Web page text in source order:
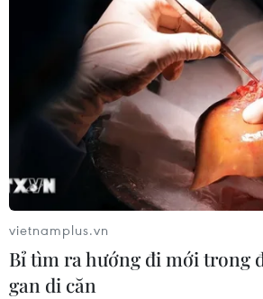
vietnamplus.vn
Bỉ tìm ra hướng đi mới trong
gan di căn